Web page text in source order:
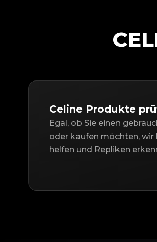
Celine Produkte
Egal, ob Sie einen
oder kaufen möchten,
helfen und Repliken